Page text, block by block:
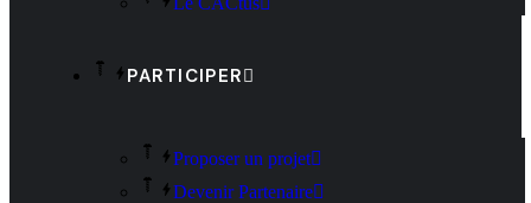
PARTICIPER
Proposer un projet
Devenir Partenaire